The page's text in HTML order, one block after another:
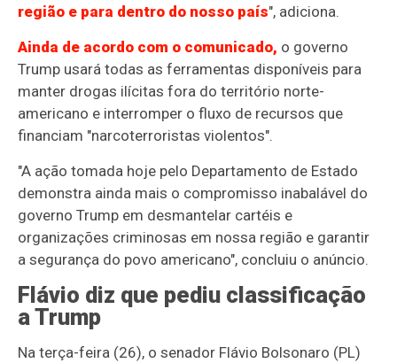
região e para dentro do nosso país", adiciona.
Ainda de acordo com o comunicado, o governo
Trump usará todas as ferramentas disponíveis para
manter drogas ilícitas fora do território norte-
americano e interromper o fluxo de recursos que
financiam "narcoterroristas violentos".
"A ação tomada hoje pelo Departamento de Estado
demonstra ainda mais o compromisso inabalável do
governo Trump em desmantelar cartéis e
organizações criminosas em nossa região e garantir
a segurança do povo americano", concluiu o anúncio.
Flávio diz que pediu classificação
a Trump
Na terça-feira (26), o senador Flávio Bolsonaro (PL)